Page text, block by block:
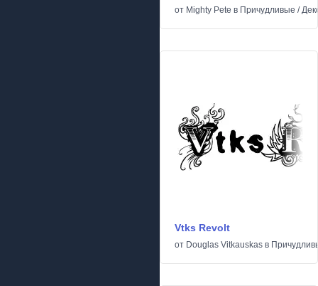
от Mighty Pete в Причудливые /
Vtks Revolt
от Douglas Vitkauskas в